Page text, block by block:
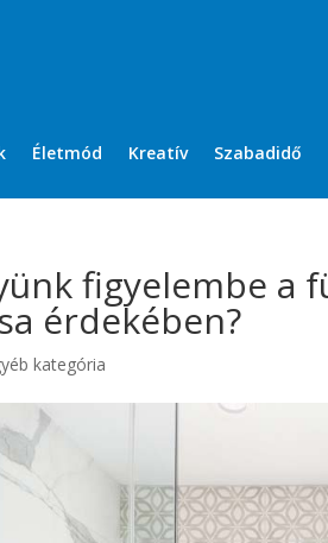
Életmód Kreatív Szabadidő
figyelembe a
érdekében?
kategória